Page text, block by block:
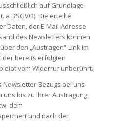
auf Grundlage
a DSGVO). Die erteilte
Daten, der E-Mail-Adresse
des Newsletters können
den „Austragen“-Link im
der bereits erfolgten
vom Widerruf unberührt.
Newsletter-Bezugs bei uns
bis zu Ihrer Austragung
dem
und nach der